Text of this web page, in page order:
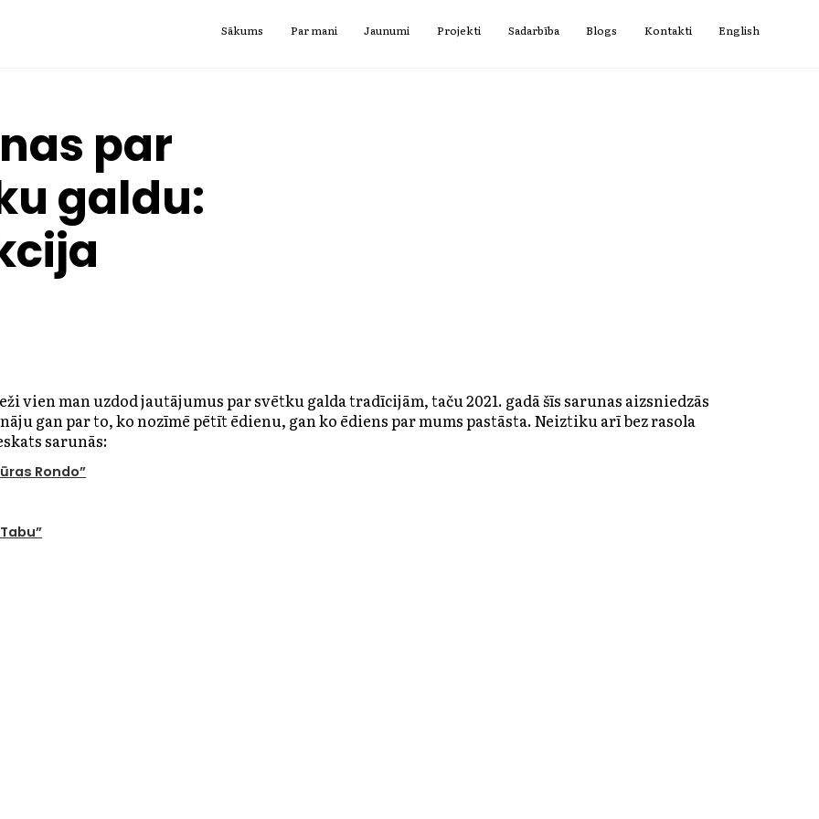
Sākums Par mani Jaunumi Projekti Sadarbība Blogs Kontakti English
par
galdu:
vien man uzdod jautājumus par svētku galda tradīcijām, taču 2021. gadā šīs sarunas aizsniedzās
gan par to, ko nozīmē pētīt ēdienu, gan ko ēdiens par mums pastāsta. Neiztiku arī bez rasola
sarunās:
Rondo”